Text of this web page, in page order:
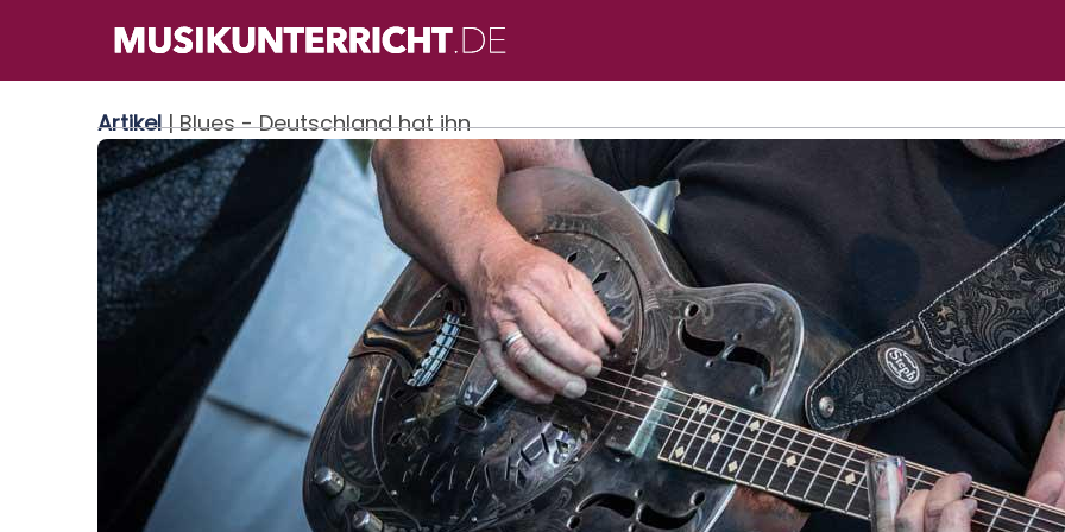
Inhalt
Artikel| Blues - Deutschland hat ihn